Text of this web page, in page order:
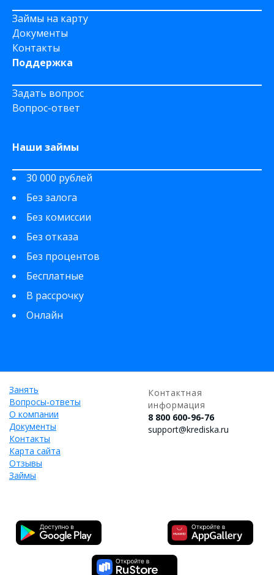
Займы на карту
Документы
Контакты
Поддержка
Задать вопрос
Вопрос-ответ
Наши займы
30 000 рублей
Без залога
Без комиссии
Без отказа
Без процентов
Бесплатные
В рассрочку
Онлайн
Занять
Вопросы-ответы
О компании
Документы
Контакты
Карта сайта
Отзывы
Займы
Контактная
информация
8 800 600-96-76
support@krediska.ru